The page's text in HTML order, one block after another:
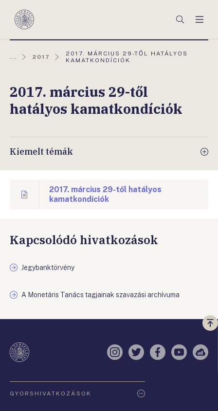
Magyar
Keresés
... 2017
AKTUÁLIS
OLDAL:
2017. MÁRCIUS 29-TŐL HATÁLYOS
KAMATKONDÍCIÓK
2017. március 29-től
hatályos kamatkondíciók
Kiemelt témák
2017. március 29-től hatályos
kamatkondíciók
Kapcsolódó hivatkozások
Jegybanktörvény
A Monetáris Tanács tagjainak szavazási archívuma
a
Instagram
TwitterFacebook
YouTube
GYORSHIVATKOZÁSOK